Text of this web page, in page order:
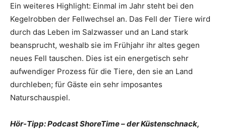
Ein weiteres Highlight: Einmal im Jahr steht bei den
Kegelrobben der Fellwechsel an. Das Fell der Tiere wird
durch das Leben im Salzwasser und an Land stark
beansprucht, weshalb sie im Frühjahr ihr altes gegen
neues Fell tauschen. Dies ist ein energetisch sehr
aufwendiger Prozess für die Tiere, den sie an Land
durchleben; für Gäste ein sehr imposantes
Naturschauspiel.
Hör-Tipp: Podcast ShoreTime – der Küstenschnack,